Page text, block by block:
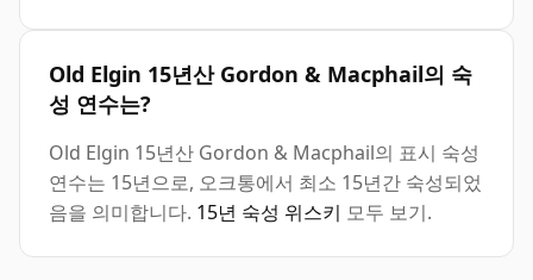
Old Elgin 15년산 Gordon & Macphail의 숙
성 연수는?
Old Elgin 15년산 Gordon & Macphail의 표시 숙성
연수는 15년으로, 오크통에서 최소 15년간 숙성되었
음을 의미합니다. 15년 숙성 위스키 모두 보기.